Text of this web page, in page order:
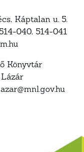
Káptalan u. 5.
040, 514-041
Könyvtár